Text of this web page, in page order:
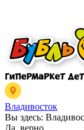
Владивосток
Вы здесь:
Да, верно